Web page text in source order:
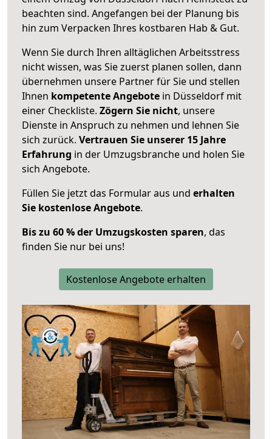
beachten sind. Angefangen bei der Planung bis
hin zum Verpacken Ihres kostbaren Hab & Gut.
Wenn Sie durch Ihren alltäglichen Arbeitsstress
nicht wissen, was Sie zuerst planen sollen, dann
übernehmen unsere Partner für Sie und stellen
Ihnen kompetente Angebote in Düsseldorf mit
einer Checkliste. Zögern Sie nicht, unsere
Dienste in Anspruch zu nehmen und lehnen Sie
sich zurück. Vertrauen Sie unserer 15 Jahre
Erfahrung in der Umzugsbranche und holen Sie
sich Angebote.
Füllen Sie jetzt das Formular aus und erhalten
Sie kostenlose Angebote.
Bis zu 60 % der Umzugskosten sparen, das
finden Sie nur bei uns!
Kostenlose Angebote erhalten